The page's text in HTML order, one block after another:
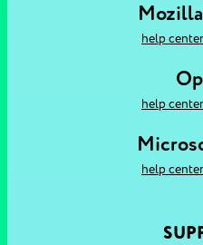
help center
help center
help center